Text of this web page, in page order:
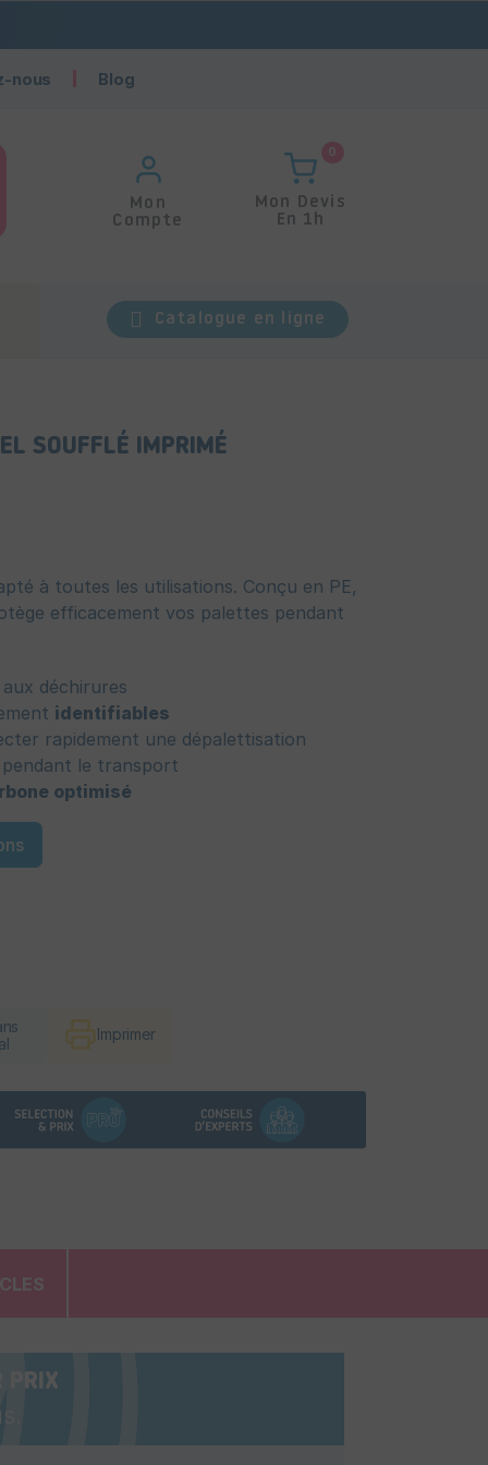
nous Blog
Mon
Compte
0
Mon Devis
En 1h
Catalogue en ligne
SOUFFLÉ IMPRIMÉ
à toutes les utilisations. Conçu en PE,
efficacement vos palettes pendant
aux déchirures
identifiables
rapidement une dépalettisation
le transport
optimisé
Imprimer
PRIX